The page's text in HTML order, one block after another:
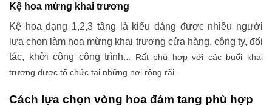
Kệ hoa mừng khai trương
Kệ hoa dạng 1,2,3 tầng là kiểu dáng được nhiều người
lựa chọn làm hoa mừng khai trương cửa hàng, công ty, đối
tác, khởi công công trình.. . Rất phù hợp với các buổi khai
trương được tổ chức tại những nơi rộng rãi .
Cách lựa chọn vòng hoa đám tang phù hợp